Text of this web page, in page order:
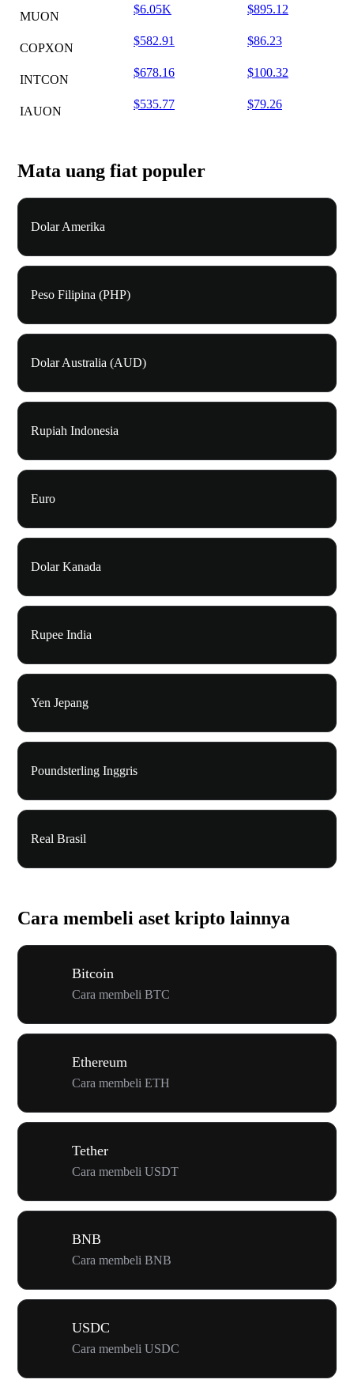
MUON
$6.05K $895.12
COPXON
$582.91 $86.23
INTCON
$678.16 $100.32
IAUON
$535.77 $79.26
Mata uang fiat populer
Dolar Amerika
Peso Filipina (PHP)
Dolar Australia (AUD)
Rupiah Indonesia
Euro
Dolar Kanada
Rupee India
Yen Jepang
Poundsterling Inggris
Real Brasil
Cara membeli aset kripto lainnya
Bitcoin
Cara membeli BTC
Ethereum
Cara membeli ETH
Tether
Cara membeli USDT
BNB
Cara membeli BNB
USDC
Cara membeli USDC